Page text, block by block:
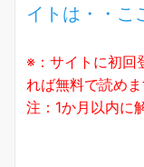
イトは・・こ
※：サイトに初回
れば無料で読めま
注：1か月以内に